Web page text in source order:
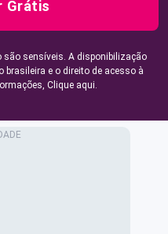
Grátis
são sensíveis. A disponibilização
e o direito de acesso à
Clique aqui.